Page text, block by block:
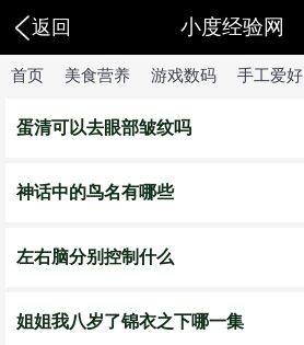
返回 小度经验网
首页 美食营养 游戏数码 手工爱好
蛋清可以去眼部皱纹吗
神话中的鸟名有哪些
左右脑分别控制什么
姐姐我八岁了锦衣之下哪一集